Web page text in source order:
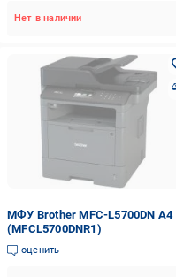
Нет в наличии
МФУ Brother MFC-L5700DN А4
(MFCL5700DNR1)
оценить